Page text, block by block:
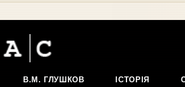
В.М. ГЛУШКОВ ІСТОРІЯ